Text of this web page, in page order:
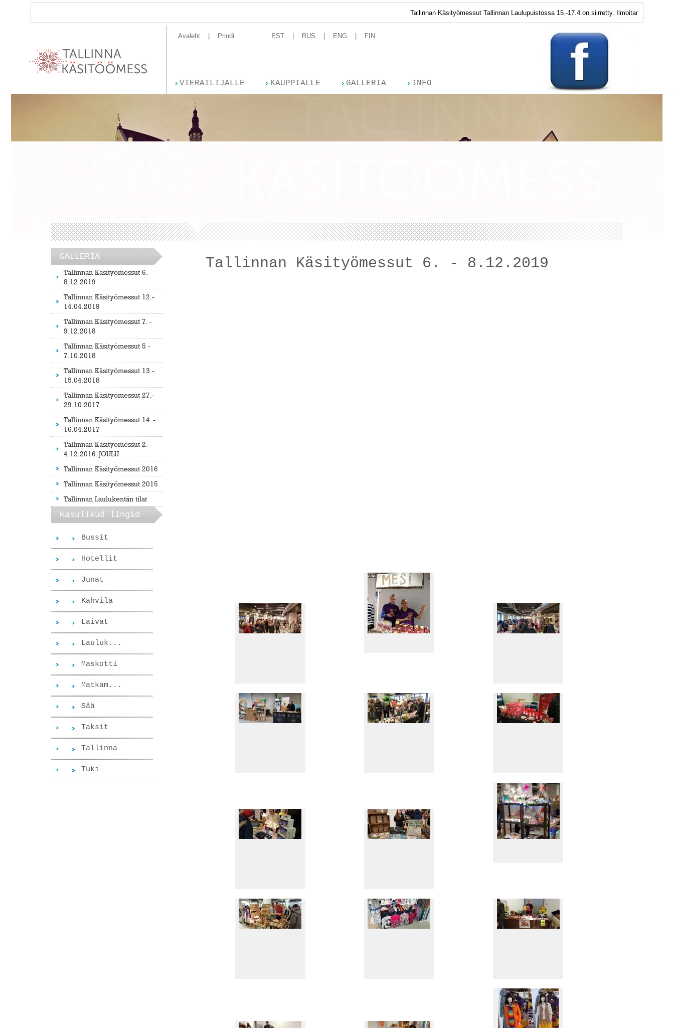
Tallinnan Käsityömessut Tallinnan Laulupuistossa 15.-17.4.on siirretty. Ilmoitamme seuraavan
Avaleht Prindi EST RUS ENG FIN
VIERAILIJALLE KAUPPIALLE GALLERIA INFO
GALLERIA
Tallinnan Käsityömessut 6. -
8.12.2019
Tallinnan Käsityömessut 12.-
14.04.2019
Tallinnan Käsityömessut 7. -
9.12.2018
Tallinnan Käsityömessut 5 -
7.10.2018
Tallinnan Käsityömessut 13.-
15.04.2018
Tallinnan Käsityömessut 27.-
29.10.2017
Tallinnan Käsityömessut 14. -
16.04.2017
Tallinnan Käsityömessut 2. -
4.12.2016. JOULU
Tallinnan Käsityömessut 2016
Tallinnan Käsityömessut 2015
Tallinnan Laulukentän tilat
Kasulikud lingid
Bussit
Hotellit
Junat
Kahvila
Laivat
Lauluk...
Maskotti
Matkam...
Sää
Taksit
Tallinna
Tuki
Tallinnan Käsityömessut 6. - 8.12.2019